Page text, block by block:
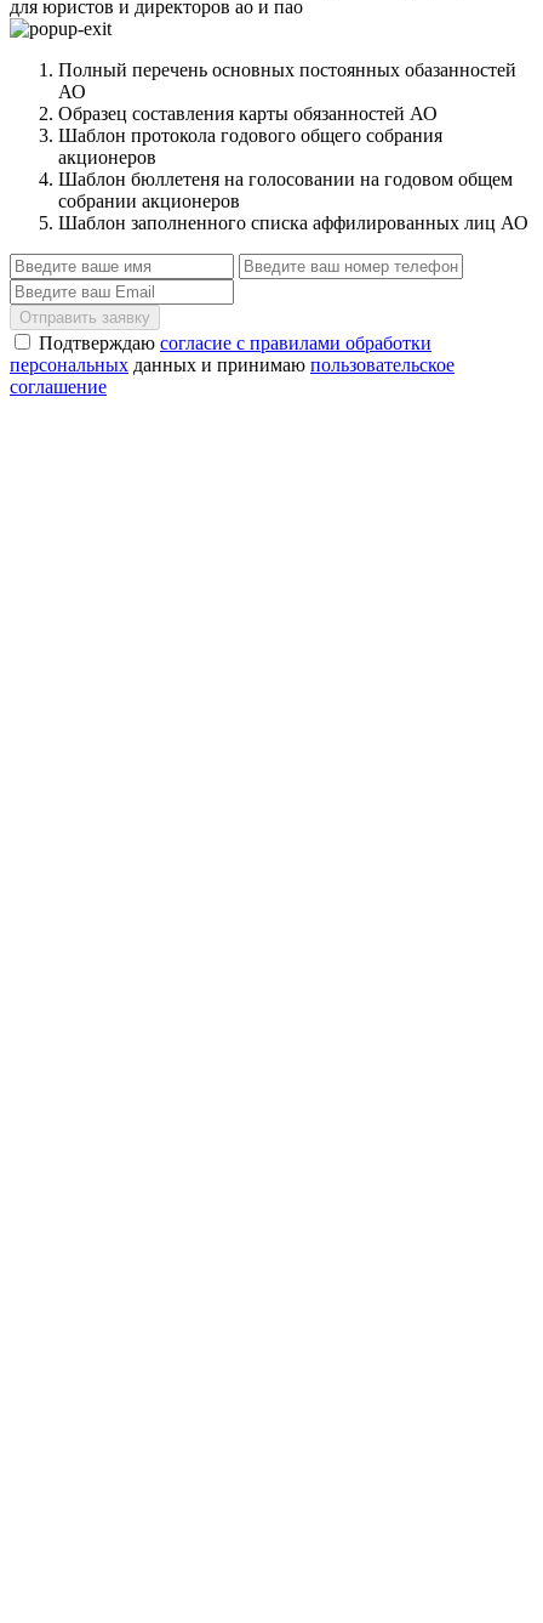
для юристов и директоров ао и пао
Полный перечень основных постоянных обазанностей
АО
Образец составления карты обязанностей АО
Шаблон протокола годового общего собрания
акционеров
Шаблон бюллетеня на голосовании на годовом общем
собрании акционеров
Шаблон заполненного списка аффилированных лиц АО
Отправить заявку
Подтверждаю согласие с правилами обработки
персональных данных и принимаю пользовательское
соглашение